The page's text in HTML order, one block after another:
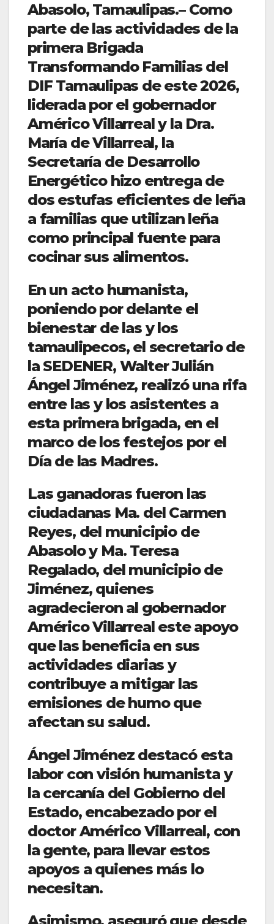
Abasolo, Tamaulipas.– Como
parte de las actividades de la
primera Brigada
Transformando Familias del
DIF Tamaulipas de este 2026,
liderada por el gobernador
Américo Villarreal y la Dra.
María de Villarreal, la
Secretaría de Desarrollo
Energético hizo entrega de
dos estufas eficientes de leña
a familias que utilizan leña
como principal fuente para
cocinar sus alimentos.
En un acto humanista,
poniendo por delante el
bienestar de las y los
tamaulipecos, el secretario de
la SEDENER, Walter Julián
Ángel Jiménez, realizó una rifa
entre las y los asistentes a
esta primera brigada, en el
marco de los festejos por el
Día de las Madres.
Las ganadoras fueron las
ciudadanas Ma. del Carmen
Reyes, del municipio de
Abasolo y Ma. Teresa
Regalado, del municipio de
Jiménez, quienes
agradecieron al gobernador
Américo Villarreal este apoyo
que las beneficia en sus
actividades diarias y
contribuye a mitigar las
emisiones de humo que
afectan su salud.
Ángel Jiménez destacó esta
labor con visión humanista y
la cercanía del Gobierno del
Estado, encabezado por el
doctor Américo Villarreal, con
la gente, para llevar estos
apoyos a quienes más lo
necesitan.